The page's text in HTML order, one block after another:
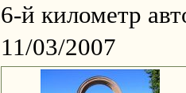
6-й километр
11/03/2007